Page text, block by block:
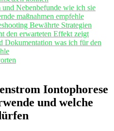
Nebenbefunde wie ich ‍sie
maßnahmen ⁤empfehle
Bewährte Strategien
den erwarteten Effekt ​zeigt
Dokumentation⁤ was ​ich für den
Iontophorese
und ‌welche⁣